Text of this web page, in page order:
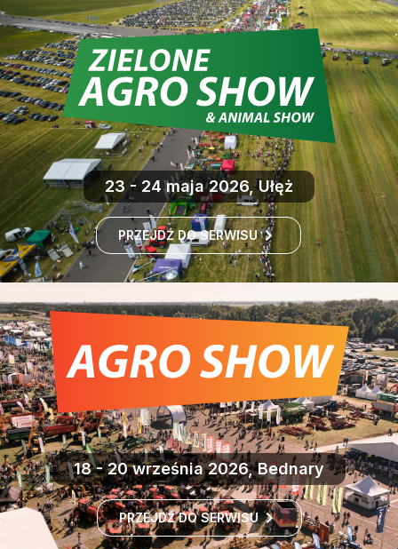
23 - 24 maja 2026, Ułęż
PRZEJDŹ DO SERWISU
18 - 20 września 2026, Bednary
PRZEJDŹ DO SERWISU